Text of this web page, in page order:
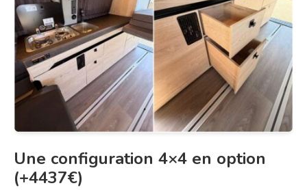
Une configuration 4×4 en option
(+4437€)